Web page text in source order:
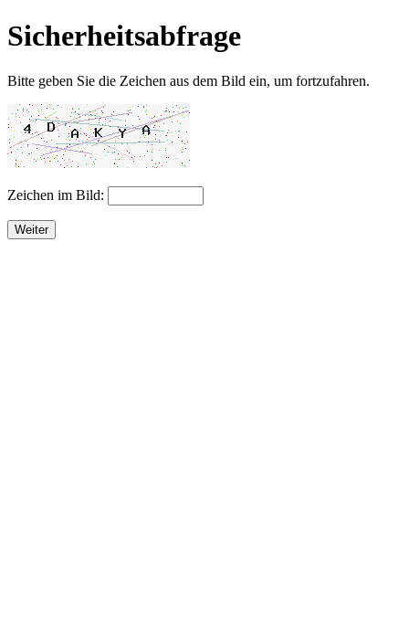
Sicherheitsabfrage
Bitte geben Sie die Zeichen aus dem Bild ein, um fortzufahren.
Zeichen im Bild:
Weiter